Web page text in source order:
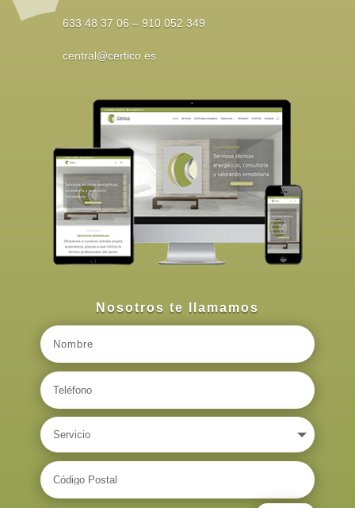
633 48 37 06 – 910 052 349
central@certico.es
Nosotros te llamamos